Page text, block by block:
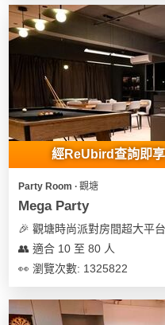
經ReUbird查詢即
Party Room ∙ 觀塘
Mega Party
🎉 觀塘時尚派對房間超大平台
👥 適合 10 至 80 人
👀 瀏覽次數: 1325822